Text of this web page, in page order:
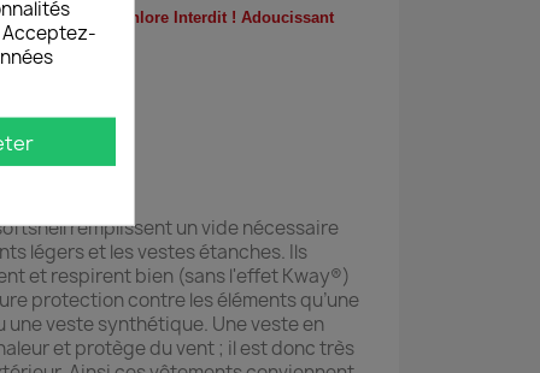
interdit ! Chlore Interdit ! Adoucissant
remplissent un vide nécessaire
légers et les vestes étanches. Ils
et respirent bien (sans l'effet Kway®)
protection contre les éléments qu’une
veste synthétique. Une veste en
et protège du vent ; il est donc très
Acceptez-